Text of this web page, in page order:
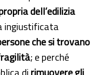
dell’edilizia
ingiustificata
che si trovano
; e perché